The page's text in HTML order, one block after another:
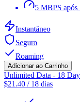
5 MBPS após
Instantâneo
Seguro
Roaming
Adicionar ao Carrinho
Unlimited Data - 18
$21.40 / 18 dias